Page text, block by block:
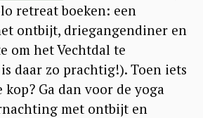
retreat boeken: een
ontbijt, driegangendiner en
om het Vechtdal te
daar zo prachtig!). Toen iets
Ga dan voor de yoga
met ontbijt en